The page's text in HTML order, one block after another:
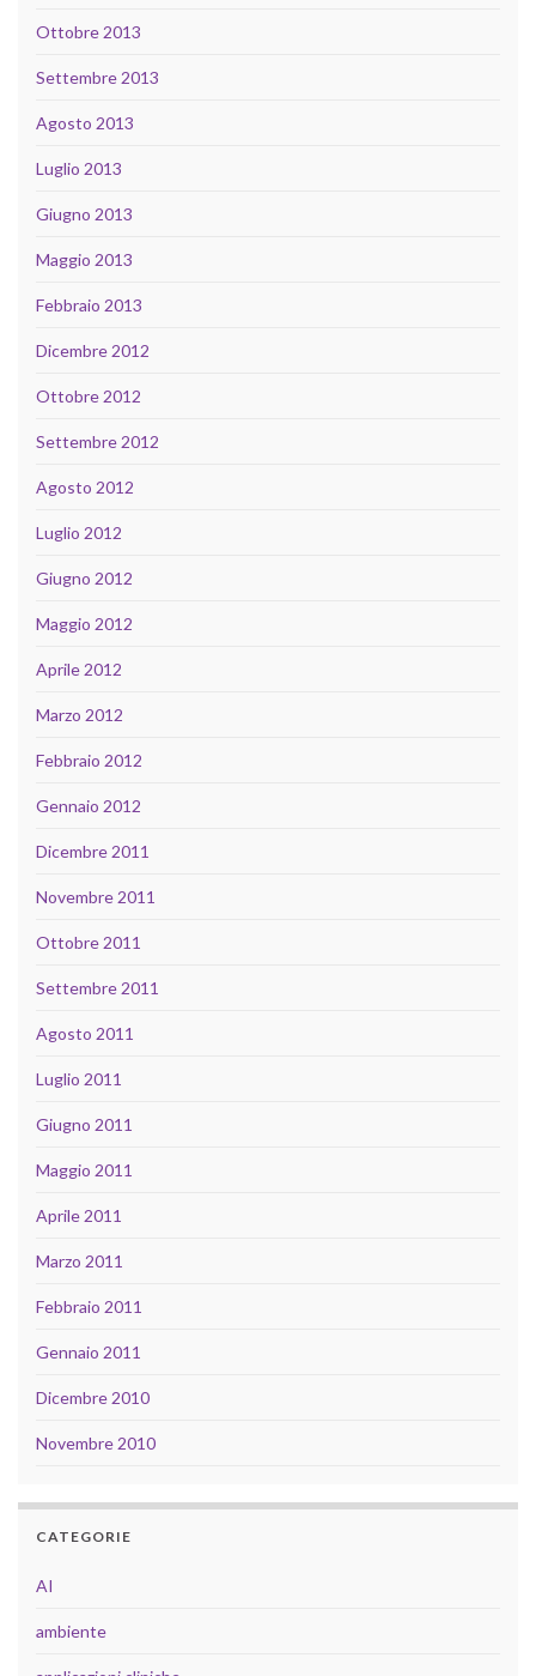
Ottobre 2013
Settembre 2013
Agosto 2013
Luglio 2013
Giugno 2013
Maggio 2013
Febbraio 2013
Dicembre 2012
Ottobre 2012
Settembre 2012
Agosto 2012
Luglio 2012
Giugno 2012
Maggio 2012
Aprile 2012
Marzo 2012
Febbraio 2012
Gennaio 2012
Dicembre 2011
Novembre 2011
Ottobre 2011
Settembre 2011
Agosto 2011
Luglio 2011
Giugno 2011
Maggio 2011
Aprile 2011
Marzo 2011
Febbraio 2011
Gennaio 2011
Dicembre 2010
Novembre 2010
CATEGORIE
AI
ambiente